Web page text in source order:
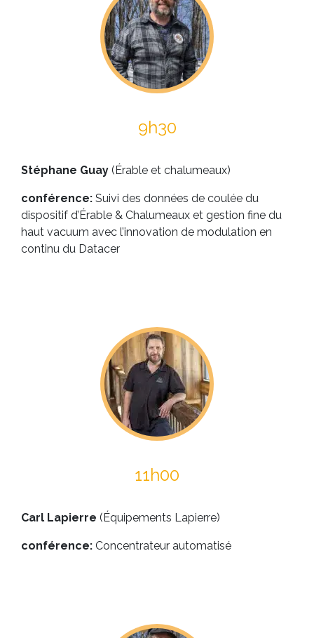
9h30
Stéphane Guay (Érable et chalumeaux)
conférence: Suivi des données de coulée du
dispositif d’Érable & Chalumeaux et gestion fine du
haut vacuum avec l’innovation de modulation en
continu du Datacer
11h00
Carl Lapierre (Équipements Lapierre)
conférence: Concentrateur automatisé